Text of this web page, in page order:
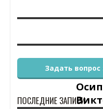
Задать вопрос
ПОСЛЕДНИЕ ЗАПИСИ